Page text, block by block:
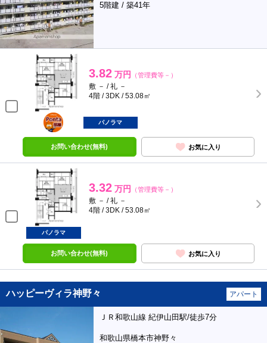
5階建 / 築41年
3.82 万円 （管理費等－）
敷 － / 礼 －
4階 / 3DK / 53.08㎡
ポンタ
部屋
パノラマ
お問い合わせ(無料) お気に入り
3.32 万円 （管理費等－）
敷 － / 礼 －
4階 / 3DK / 53.08㎡
パノラマ
お問い合わせ(無料) お気に入り
ハッピーヴィラ神野々 アパート
ＪＲ和歌山線 紀伊山田駅/徒歩7分
和歌山県橋本市神野々